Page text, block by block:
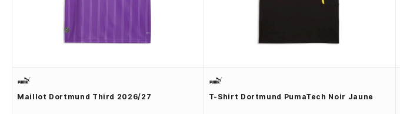
Maillot Dortmund Third 2026/27 T-Shirt Dortmund PumaTech Noir Jaune